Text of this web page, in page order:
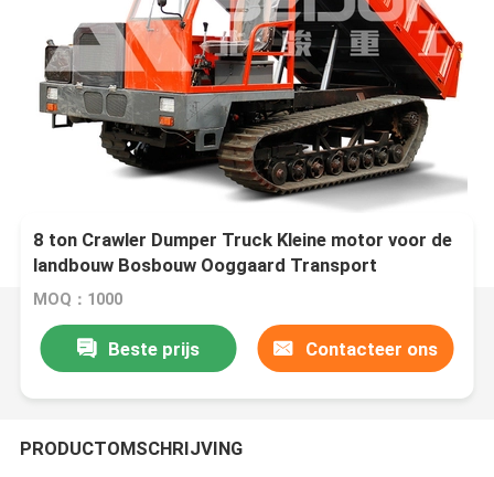
8 ton Crawler Dumper Truck Kleine motor voor de
landbouw Bosbouw Ooggaard Transport
MOQ：1000
Beste prijs Contacteer ons
PRODUCTOMSCHRIJVING